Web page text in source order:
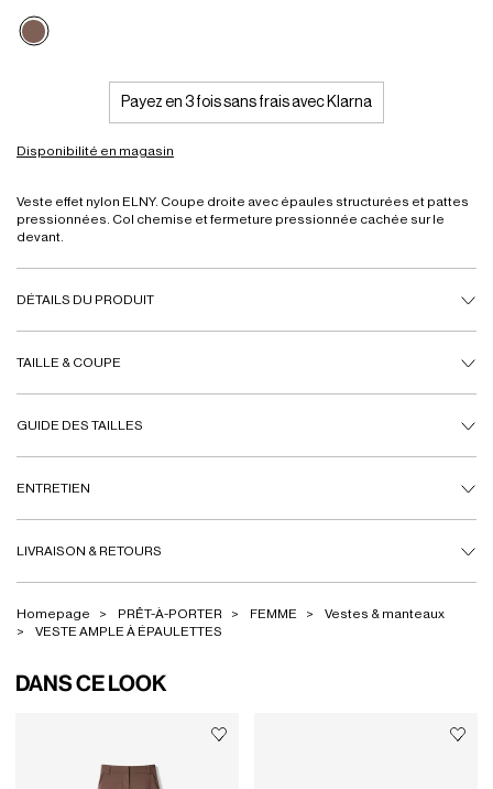
Sélectionné
Payez en 3 fois sans frais avec Klarna
Disponibilité en magasin
Veste effet nylon ELNY. Coupe droite avec épaules structurées et pattes
pressionnées. Col chemise et fermeture pressionnée cachée sur le
devant.
DÉTAILS DU PRODUIT
TAILLE & COUPE
GUIDE DES TAILLES
ENTRETIEN
LIVRAISON & RETOURS
Homepage PRÊT-À-PORTER FEMME
Vestes & manteaux
VESTE AMPLE À ÉPAULETTES
DANS CE LOOK